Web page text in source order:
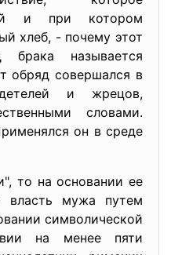
и при котором
хлеб, - почему этот
брака называется
обряд совершался в
и жрецов,
словами.
он в среде
то на основании ее
власть мужа путем
символической
на менее пяти